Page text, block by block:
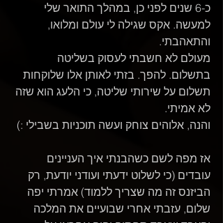
כ-6 שנים לפני כן, במהלך התואר שלי
למעשה. אקס שגילה לי עולם ומלואו,
והתאהבתי.
מעולם לא חשבתי לעסוק בשליטה
בתשלום. להפך. בזתי לאותן אלו שלוקחות
תשלום על שירותי שליטה, כי הלעג הוא שזה
לא אמיתי.
והנה, אלוהים צוחק ועשה תוכניות בשבילי :)
אז מפה לשם כשהבנתי איך העניינים
עובדים (כי לשלוט ידעתי ועודני יודעת, רק
הביזנס זה מה שצריך ללמוד) אמרתי יפה
שלום, עזבתי אחרי שבועיים את המלכה